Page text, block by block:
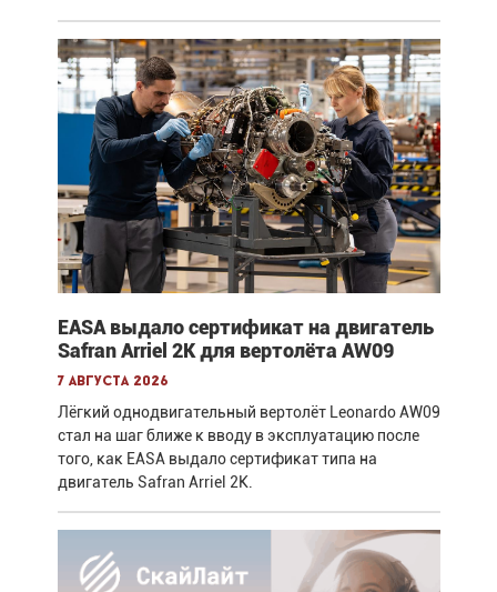
EASA выдало сертификат на двигатель
Safran Arriel 2K для вертолёта AW09
7 августа 2026
Лёгкий однодвигательный вертолёт Leonardo AW09
стал на шаг ближе к вводу в эксплуатацию после
того, как EASA выдало сертификат типа на
двигатель Safran Arriel 2K.